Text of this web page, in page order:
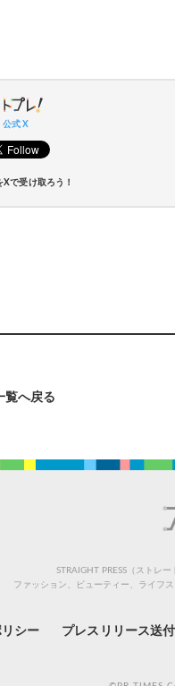
公式 X
Xで受け取ろう！
覧へ戻る
STRAIGHT PRESS（ストレ
ファッション、ビューティー、ライフ
シー プレスリリース送